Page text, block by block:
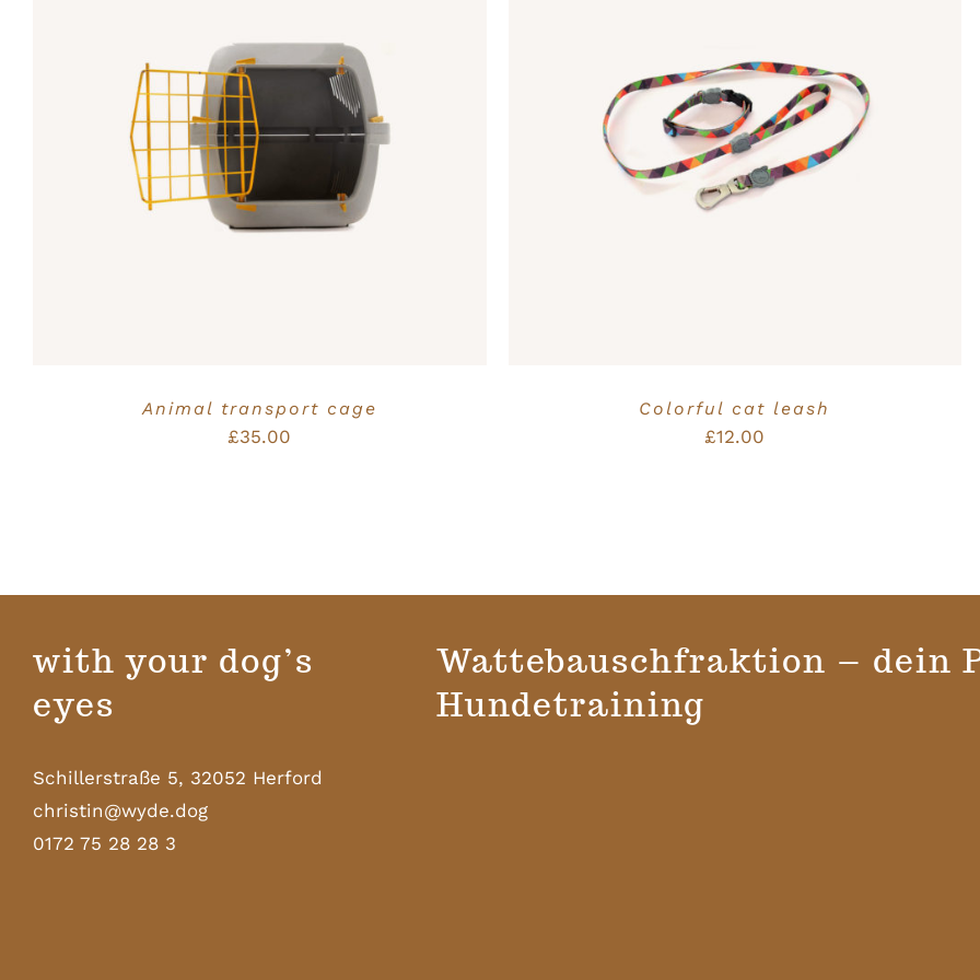
Bewertet
mit5.00
5
IN DEN WARENKORB QUICK VIEW
Animal transport cage
£35.00
Bewertet
mit
5.00von
5
IN DEN WARENKORB QUICK VIEW
Colorful cat leash
£12.00
with your dog’s
eyes
Schillerstraße 5, 32052 Herford
christin@wyde.dog
0172 75 28 28 3
Wattebauschfraktion – dein
Hundetraining